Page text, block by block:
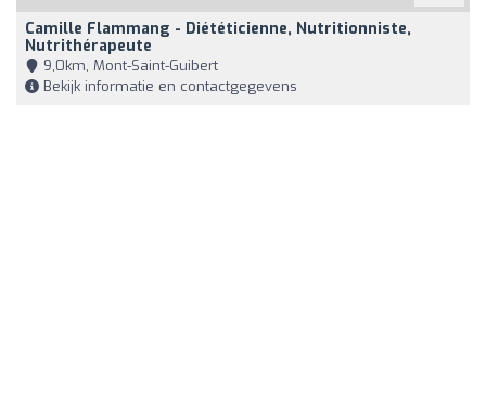
Camille Flammang - Diététicienne, Nutritionniste,
Nutrithérapeute
9,0km, Mont-Saint-Guibert
Bekijk informatie en contactgegevens